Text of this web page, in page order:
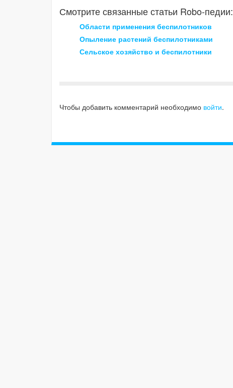
Смотрите связанные статьи Robo-педии:
Области применения беспилотников
Опыление растений беспилотниками
Сельское хозяйство и беспилотники
Чтобы добавить комментарий необходимо войти.